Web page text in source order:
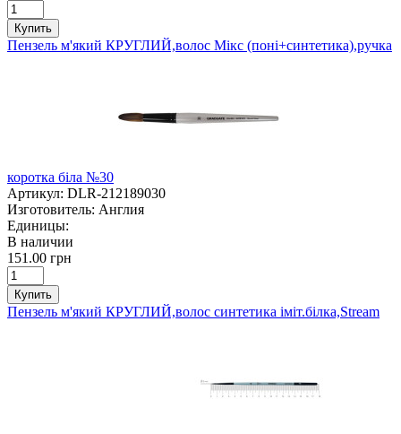
Купить
Пензель м'який КРУГЛИЙ,волос Мікс (поні+синтетика),ручка
коротка біла №30
Артикул: DLR-212189030
Изготовитель: Англия
Единицы:
В наличии
151.00 грн
Купить
Пензель м'який КРУГЛИЙ,волос синтетика іміт.білка,Stream